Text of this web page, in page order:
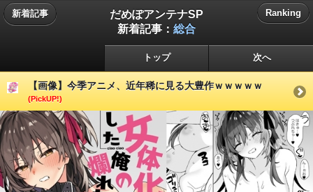
新着記事
だめぽアンテナSP
新着記事： 総合
Ranking
トップ 次へ
【画像】今季アニメ、近年稀に見る大豊作ｗｗｗｗｗ
(PickUP!)